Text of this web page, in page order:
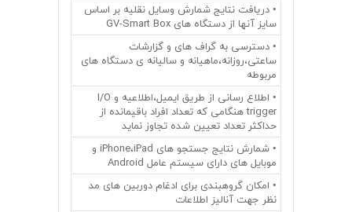
• دریافت نتایج شمارش وسایل نقلیه بر اساس
سایز آنها از دستگاه های GV-Smart Box
• دسترسی به گراف های و گزارشات
ساعتی،روزانه،ماهیانه و سالیانه ی دستگاه های
مربوطه
• اطلاع رسانی از طریق ایمیل،اطلاعيه و I/O
trigger هنگامی که تعداد افراد باقیمانده از
حداکثر تعداد تعیین شده تجاوز نماید
• شمارش نتایج جستجو های iPhone،iPad و
موبایل های دارای سیستم عامل Android
• امکان گروهبندی برای ادغام دوربین های مد
نظر جهت آنالیز اطلاعات